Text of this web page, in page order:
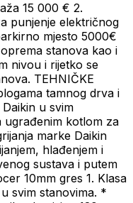
15 000 € 2.
punjenje električnog
mjesto 5000€
stanova kao i
nivou i rijetko se
TEHNIČKE
tamnog drva i
u svim
ugrađenim kotlom za
marke Daikin
hlađenjem i
sustava i putem
10mm gres 1. Klasa
svim stanovima. *